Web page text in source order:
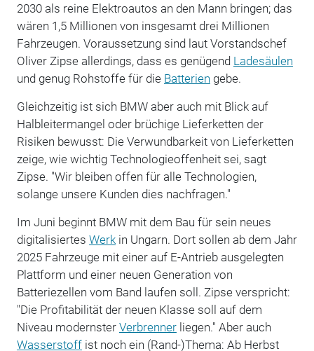
2030 als reine Elektroautos an den Mann bringen; das
wären 1,5 Millionen von insgesamt drei Millionen
Fahrzeugen. Voraussetzung sind laut Vorstandschef
Oliver Zipse allerdings, dass es genügend Ladesäulen
und genug Rohstoffe für die Batterien gebe.
Gleichzeitig ist sich BMW aber auch mit Blick auf
Halbleitermangel oder brüchige Lieferketten der
Risiken bewusst: Die Verwundbarkeit von Lieferketten
zeige, wie wichtig Technologieoffenheit sei, sagt
Zipse. "Wir bleiben offen für alle Technologien,
solange unsere Kunden dies nachfragen."
Im Juni beginnt BMW mit dem Bau für sein neues
digitalisiertes Werkin Ungarn. Dort sollen ab dem Jahr
2025 Fahrzeuge mit einer auf E-Antrieb ausgelegten
Plattform und einer neuen Generation von
Batteriezellen vom Band laufen soll. Zipse verspricht:
"Die Profitabilität der neuen Klasse soll auf dem
Niveau modernster Verbrennerliegen." Aber auch
Wasserstoffist noch ein (Rand-)Thema: Ab Herbst